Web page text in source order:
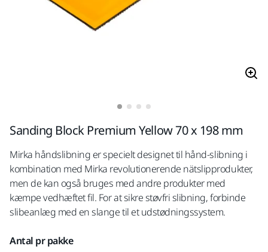
Sanding Block Premium Yellow 70 x 198 mm
Mirka håndslibning er specielt designet til hånd-slibning i
kombination med Mirka revolutionerende nätslipprodukter,
men de kan også bruges med andre produkter med
kæmpe vedhæftet fil. For at sikre støvfri slibning, forbinde
slibeanlæg med en slange til et udstødningssystem.
Antal pr pakke